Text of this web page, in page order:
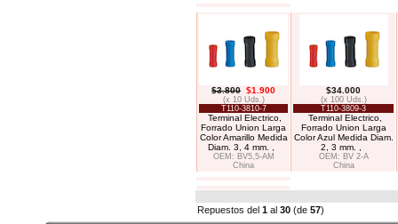
$3.800 $1.900
(x 10 Uds.)
T110-3810-7
Terminal Electrico,
Forrado Union Larga
Color Amarillo Medida
Diam. 3, 4 mm. ,
OEM: BV5,5-AM
China
$34.000
(x 100 Uds.)
T110-3809-3
Terminal Electrico,
Forrado Union Larga
Color Azul Medida Diam.
2, 3 mm. ,
OEM: BV 2-A
China
Repuestos del 1 al 30 (de 57)